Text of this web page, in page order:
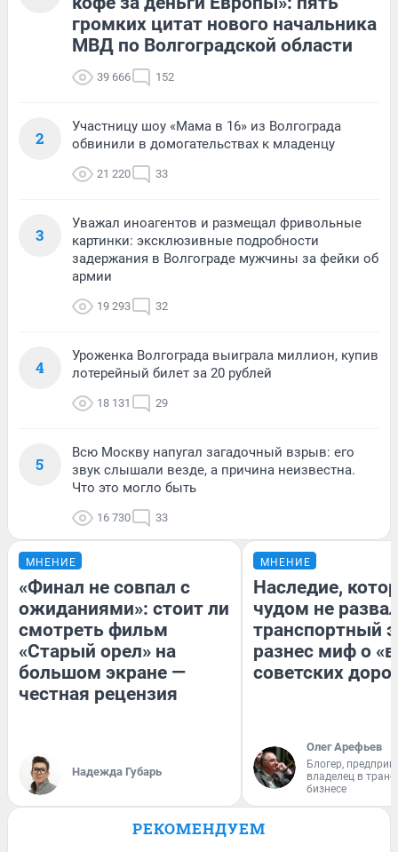
громких цитат нового начальника
МВД по Волгоградской области
39 666 152
2
Участницу шоу «Мама в 16» из Волгограда
обвинили в домогательствах к младенцу
21 220 33
3
Уважал иноагентов и размещал фривольные
картинки: эксклюзивные подробности
задержания в Волгограде мужчины за фейки об
армии
19 293 32
4
Уроженка Волгограда выиграла миллион, купив
лотерейный билет за 20 рублей
18 131 29
5
Всю Москву напугал загадочный взрыв: его
звук слышали везде, а причина неизвестна.
Что это могло быть
16 730 33
МНЕНИЕ
«Финал не совпал с
ожиданиями»: стоит ли
смотреть фильм
«Старый орел» на
большом экране —
честная рецензия
Надежда Губарь
МНЕНИЕ
Наследие,
чудом не
транспортный
разнес миф о
советских
Олег Арефьев
Блогер,
владелец в
бизнесе
РЕКОМЕНДУЕМ